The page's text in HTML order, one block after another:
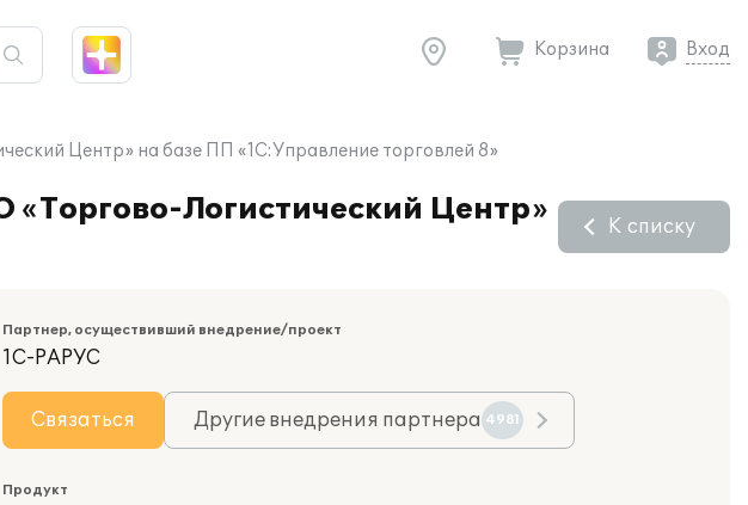
Корзина Вход
Центр» на базе ПП «1С:Управление торговлей 8»
Логистический Центр»
К списку
Партнер, осуществивший внедрение/проект
1С-РАРУС
Связаться Другие внедрения партнера 4981
Продукт